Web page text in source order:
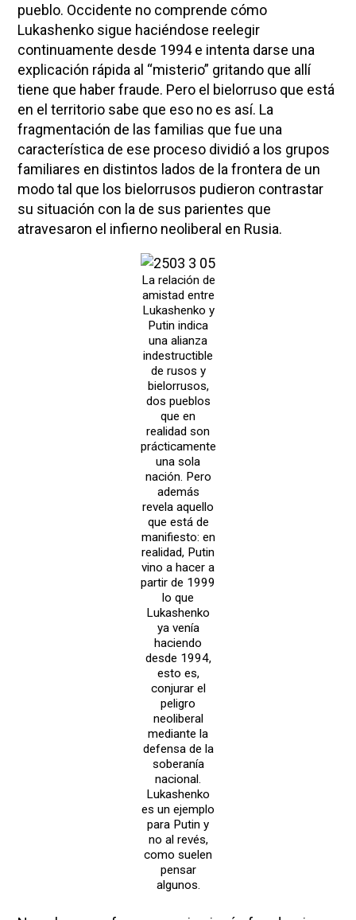
pueblo. Occidente no comprende cómo
Lukashenko sigue haciéndose reelegir
continuamente desde 1994 e intenta darse una
explicación rápida al “misterio” gritando que allí
tiene que haber fraude. Pero el bielorruso que está
en el territorio sabe que eso no es así. La
fragmentación de las familias que fue una
característica de ese proceso dividió a los grupos
familiares en distintos lados de la frontera de un
modo tal que los bielorrusos pudieron contrastar
su situación con la de sus parientes que
atravesaron el infierno neoliberal en Rusia.
La relación de
amistad entre
Lukashenko y
Putin indica
una alianza
indestructible
de rusos y
bielorrusos,
dos pueblos
que en
realidad son
prácticamente
una sola
nación. Pero
además
revela aquello
que está de
manifiesto: en
realidad, Putin
vino a hacer a
partir de 1999
lo que
Lukashenko
ya venía
haciendo
desde 1994,
esto es,
conjurar el
peligro
neoliberal
mediante la
defensa de la
soberanía
nacional.
Lukashenko
es un ejemplo
para Putin y
no al revés,
como suelen
pensar
algunos.